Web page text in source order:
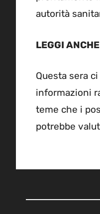
autorità
LEGGI
Questa sera
informazioni
teme che i
potrebbe